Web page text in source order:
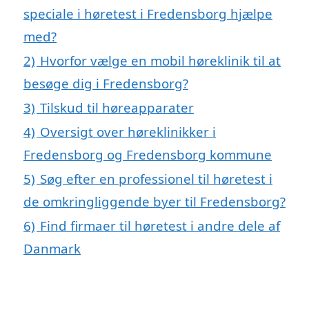
speciale i høretest i Fredensborg hjælpe
med?
2) Hvorfor vælge en mobil høreklinik til at
besøge dig i Fredensborg?
3) Tilskud til høreapparater
4) Oversigt over høreklinikker i
Fredensborg og Fredensborg kommune
5) Søg efter en professionel til høretest i
de omkringliggende byer til Fredensborg?
6) Find firmaer til høretest i andre dele af
Danmark